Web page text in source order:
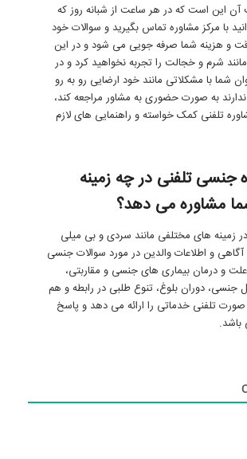
این است که در هر ساعت از شبانه روز که
با مرکز مشاوره تماس بگیرید و سوالات خود
و هزینه شما صرفه جویی می شود و در این
شرم و خجالت را تجربه نخواهید کرد و در
شما با مشکلاتی مانند خود ارضایی رو به رو
به صورت حضوری به مشاور مراجعه کند،
تلفنی کمک خواسته و راهنمایی های لازم
جنسی تلفنی در چه زمینه
مشاوره می دهد؟
زمینه های مختلفی مانند سردی و بی میلی
و اطلاعات والدین در مورد سوالات جنسی
و درمان بیماری های جنسی و مقاربتی،
دوران بلوغ، تنوع طلبی در رابطه و هم
تلفنی خدماتی را ارائه می دهد و پاسخ